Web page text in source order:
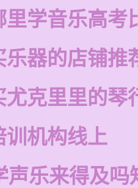
里学音乐高考
乐器的店铺推
尤克里里的琴
训机构线上
声乐来得及吗